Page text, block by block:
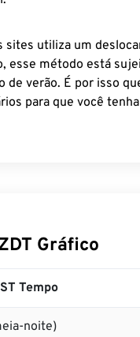
sites utiliza um
esse método está
de verão. É por isso
para que você
Gráfico
Tempo
noite)